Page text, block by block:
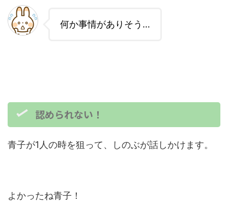
何か事情がありそう…
認められない！
青子が1人の時を狙って、しのぶが話しかけます。
よかったね青子！